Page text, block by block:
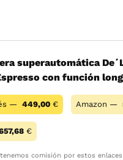
superautomática
con función
— 449,00 € Amazon —
€
comisión por estos enlaces